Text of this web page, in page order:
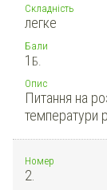
Складність
легке
Бали
1 Б.
Опис
Питання на
температури
Номер
2.